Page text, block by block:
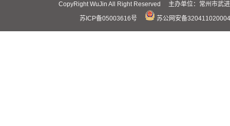
CopyRight WuJin All Right Reserved 主办单位：常州市
苏ICP备05003616号
苏公网安备